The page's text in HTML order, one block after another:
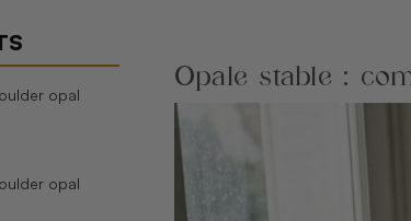
opal
opal
Opale stable :